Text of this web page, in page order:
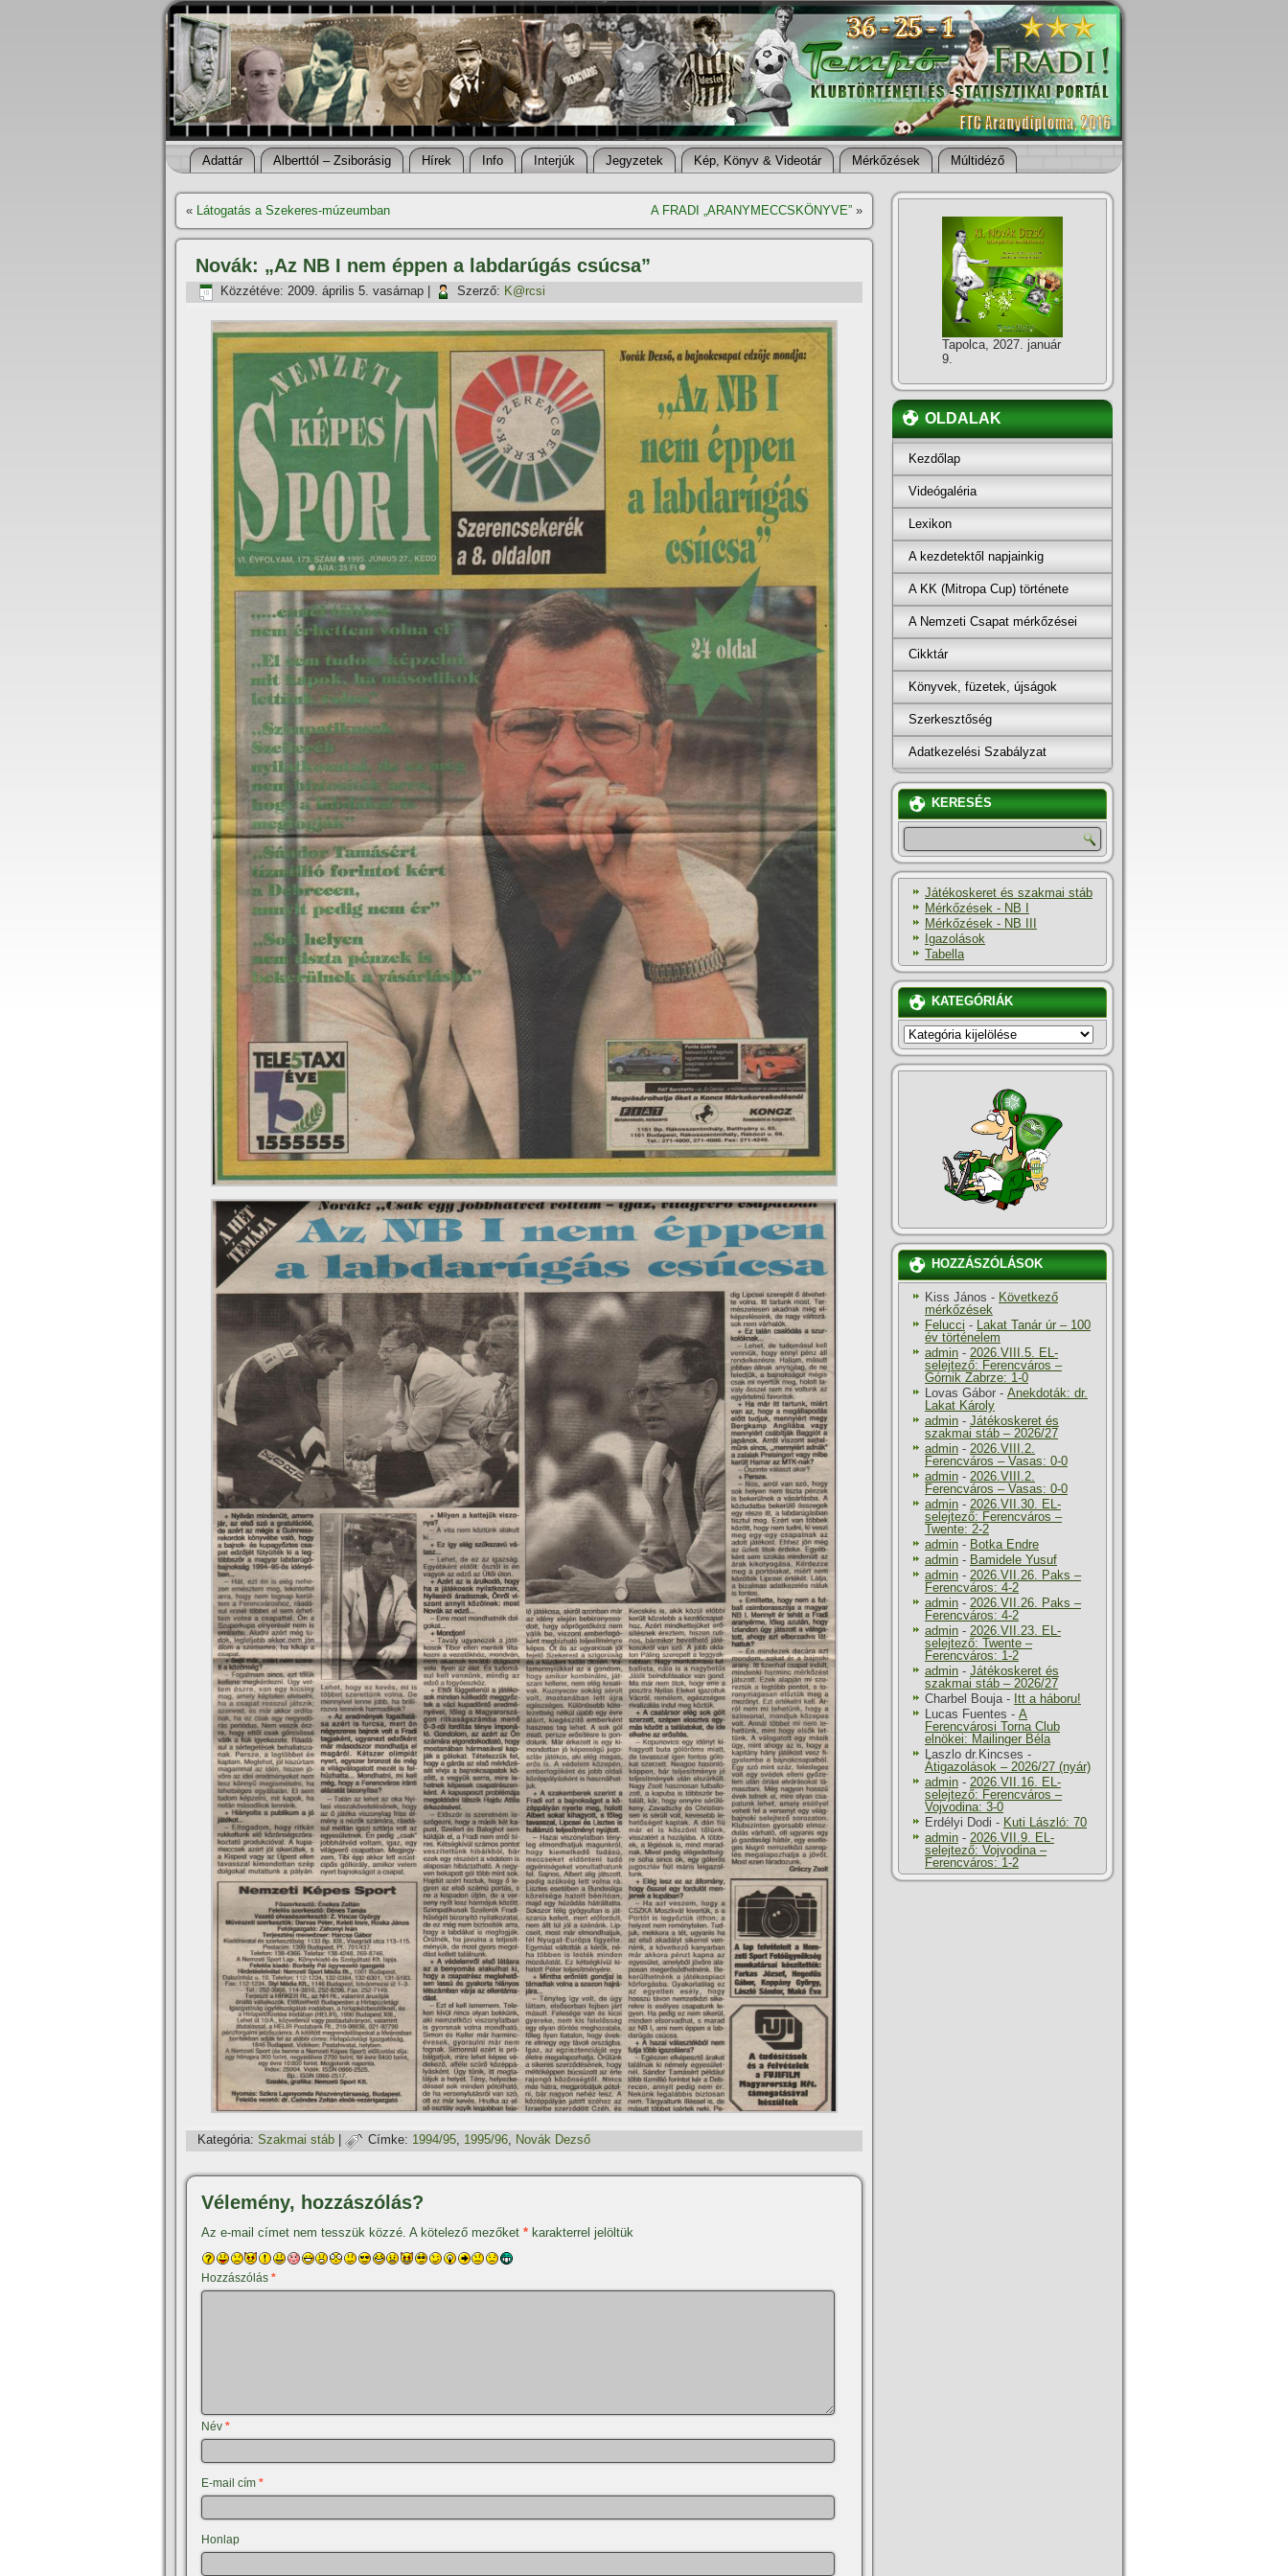
Adattár Alberttól – Zsiborásig Hí­rek Info Interjúk Jegyzetek Kép, Könyv & Videotár Mérkőzések Múltidéző
« Látogatás a Szekeres-múzeumban A FRADI „ARANYMECCSKÖNYVE” »
Novák: „Az NB I nem éppen a labdarúgás csúcsa”
Közzétéve: 2009. április 5. vasárnap Szerző: K@rcsi
Kategória: Szakmai stáb Címke: 1994/95, 1995/96, Novák Dezső
Vélemény, hozzászólás?
Az e-mail címet nem tesszük közzé. A kötelező mezőket * karakterrel jelöltük
Hozzászólás *
Név *
E-mail cím *
Honlap
Tapolca, 2027. január
9.
OLDALAK
Kezdőlap
Videógaléria
Lexikon
A kezdetektől napjainkig
A KK (Mitropa Cup) története
A Nemzeti Csapat mérkőzései
Cikktár
Könyvek, füzetek, újságok
Szerkesztőség
Adatkezelési Szabályzat
KERESÉS
Játékoskeret és szakmai stáb
Mérkőzések - NB I
Mérkőzések - NB III
Igazolások
Tabella
KATEGÓRIÁK
KATEGÓRIÁK
HOZZÁSZÓLÁSOK
Kiss János - Következő
mérkőzések
Felucci - Lakat Tanár úr – 100
év történelem
admin - 2026.VIII.5. EL-
selejtező: Ferencváros –
Górnik Zabrze: 1-0
Lovas Gábor - Anekdoták: dr.
Lakat Károly
admin - Játékoskeret és
szakmai stáb – 2026/27
admin - 2026.VIII.2.
Ferencváros – Vasas: 0-0
admin - 2026.VIII.2.
Ferencváros – Vasas: 0-0
admin - 2026.VII.30. EL-
selejtező: Ferencváros –
Twente: 2-2
admin - Botka Endre
admin - Bamidele Yusuf
admin - 2026.VII.26. Paks –
Ferencváros: 4-2
admin - 2026.VII.26. Paks –
Ferencváros: 4-2
admin - 2026.VII.23. EL-
selejtező: Twente –
Ferencváros: 1-2
admin - Játékoskeret és
szakmai stáb – 2026/27
Charbel Bouja- Itt a háboru!
Lucas Fuentes - A
Ferencvárosi Torna Club
elnökei: Mailinger Béla
Laszlo dr.Kincses -
Átigazolások – 2026/27 (nyár)
admin - 2026.VII.16. EL-
selejtező: Ferencváros –
Vojvodina: 3-0
Erdélyi Dodi - Kuti László: 70
admin - 2026.VII.9. EL-
selejtező: Vojvodina –
Ferencváros: 1-2